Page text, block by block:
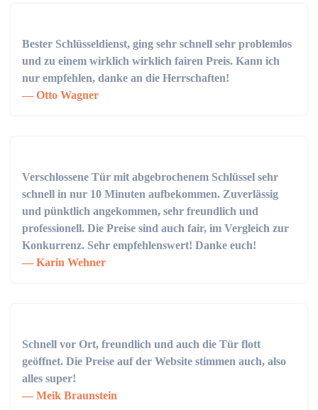
Bester Schlüsseldienst, ging sehr schnell sehr problemlos
und zu einem wirklich wirklich fairen Preis. Kann ich
nur empfehlen, danke an die Herrschaften!
Otto Wagner
Verschlossene Tür mit abgebrochenem Schlüssel sehr
schnell in nur 10 Minuten aufbekommen. Zuverlässig
und pünktlich angekommen, sehr freundlich und
professionell. Die Preise sind auch fair, im Vergleich zur
Konkurrenz. Sehr empfehlenswert! Danke euch!
Karin Wehner
Schnell vor Ort, freundlich und auch die Tür flott
geöffnet. Die Preise auf der Website stimmen auch, also
alles super!
Meik Braunstein